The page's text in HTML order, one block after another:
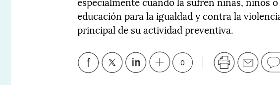
educación para la igualdad y contra la
principal de su actividad preventiva.
0